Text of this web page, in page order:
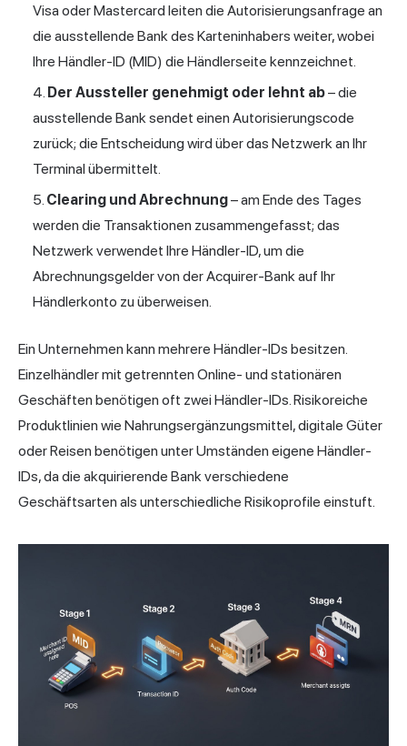
Visa oder Mastercard leiten die Autorisierungsanfrage an
die ausstellende Bank des Karteninhabers weiter, wobei
Ihre Händler-ID (MID) die Händlerseite kennzeichnet.
Der Aussteller genehmigt oder lehnt ab– die
ausstellende Bank sendet einen Autorisierungscode
zurück; die Entscheidung wird über das Netzwerk an Ihr
Terminal übermittelt.
Clearing und Abrechnung– am Ende des Tages
werden die Transaktionen zusammengefasst; das
Netzwerk verwendet Ihre Händler-ID, um die
Abrechnungsgelder von der Acquirer-Bank auf Ihr
Händlerkonto zu überweisen.
Ein Unternehmen kann mehrere Händler-IDs besitzen.
Einzelhändler mit getrennten Online- und stationären
Geschäften benötigen oft zwei Händler-IDs. Risikoreiche
Produktlinien wie Nahrungsergänzungsmittel, digitale Güter
oder Reisen benötigen unter Umständen eigene Händler-
IDs, da die akquirierende Bank verschiedene
Geschäftsarten als unterschiedliche Risikoprofile einstuft.